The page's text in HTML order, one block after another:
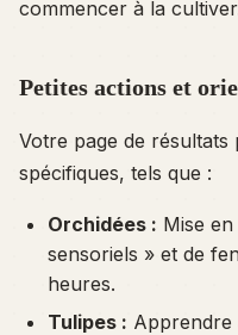
commencer à la
Petites actions et
Votre page de
spécifiques, tels que :
Orchidées : Mise
sensoriels » et de
heures.
Tulipes : Apprendre